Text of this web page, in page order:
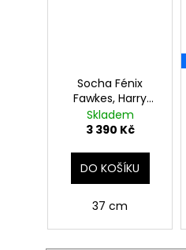
Socha Fénix
Fawkes, Harry
Potter
Skladem
3 390 Kč
DO KOŠÍKU
37 cm